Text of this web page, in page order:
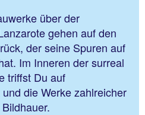
über der
gehen auf den
der seine Spuren auf
Im Inneren der surreal
triffst Du auf
die Werke zahlreicher